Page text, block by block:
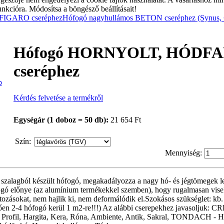
Módosítsa a böngésző beállításait!
cseréphezHófogó nagyhullámos BETON cseréphez (Synus,
Hófogó HORNYOLT,
cseréphez
Kérdés felvetése a termékről
Egységár (1 doboz = 50 db): 21 654 Ft
Szín:
Mennyiség:
készült hófogó, megakadályozza a nagy hó- és jégtömegek
előnye (az alumínium termékekkel szemben), hogy rugalmasan
nem hajlik ki, nem deformálódik el.Szokásos szükséglet:
2-4 hófogó kerül 1 m2-re!!!) Az alábbi cserepekhez javasoljuk:
Hargita, Kera, Róna, Ambiente, Antik, Sakral, TONDACH -